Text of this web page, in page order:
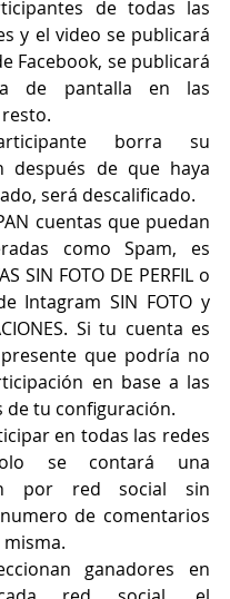
de todas las
y el video se publicará
Facebook, se publicará
de pantalla en las
borra su
después de que haya
será descalificado.
cuentas que puedan
como Spam, es
SIN FOTO DE PERFIL o
Intagram SIN FOTO y
Si tu cuenta es
que podría no
en base a las
de tu configuración.
en todas las redes
se contará una
por red social sin
de comentarios
ganadores en